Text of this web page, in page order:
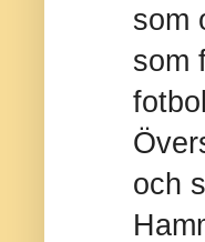
som
som
och